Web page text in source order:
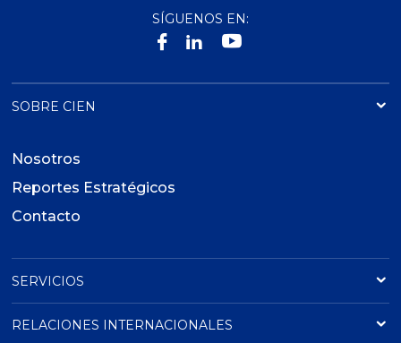
SÍGUENOS EN:
SOBRE CIEN
Nosotros
Reportes Estratégicos
Contacto
SERVICIOS
RELACIONES INTERNACIONALES